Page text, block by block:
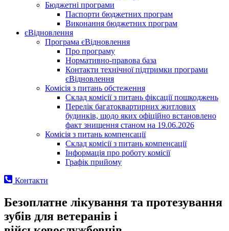
Бюджетні програми
Паспорти бюджетних програм
Виконання бюджетних програм
єВідновлення
Програма єВідновлення
Про програму
Нормативно-правова база
Контакти технічної підтримки програми
єВідновлення
Комісія з питань обстеження
Склад комісії з питань фіксації пошкоджень
Перелік багатоквартирних житлових
будинків, щодо яких офіційно встановлено
факт знищення станом на 19.06.2026
Комісія з питань компенсації
Склад комісії з питань компенсації
Інформація про роботу комісії
Графік прийому
Контакти
Безоплатне лікування та протезування
зубів для ветеранів і